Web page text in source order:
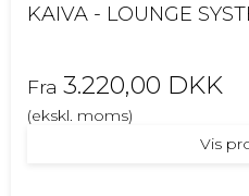
KAIVA - LOUNGE
Fra 3.220,00 DKK
(ekskl. moms)
Vis